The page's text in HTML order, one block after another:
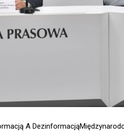
A Dezinformacją